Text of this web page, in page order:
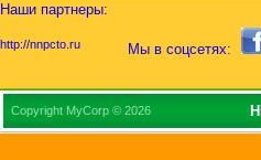
Наши партнеры:
Мы в соцсетях:
http://nnpcto.ru
Copyright MyCorp © 2026